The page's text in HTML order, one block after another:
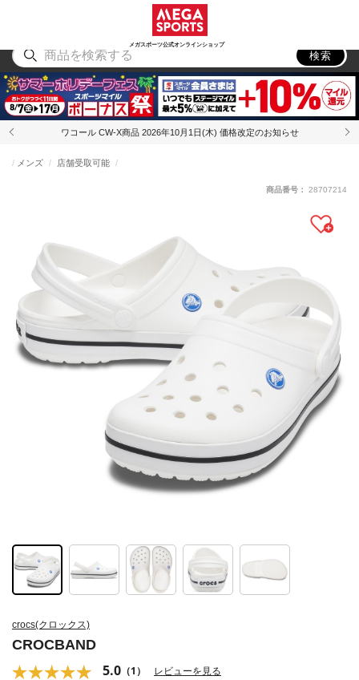
メガスポーツ公式オンラインショップ
アウトドア
検索
ワコール CW-X商品 2026年10月1日(木) 価格改定のお知らせ
crocs(クロックス)
CROCBAND
5.0 （1） レビューを見る
メンズ 店舗受取可能
商品番号： 28707214